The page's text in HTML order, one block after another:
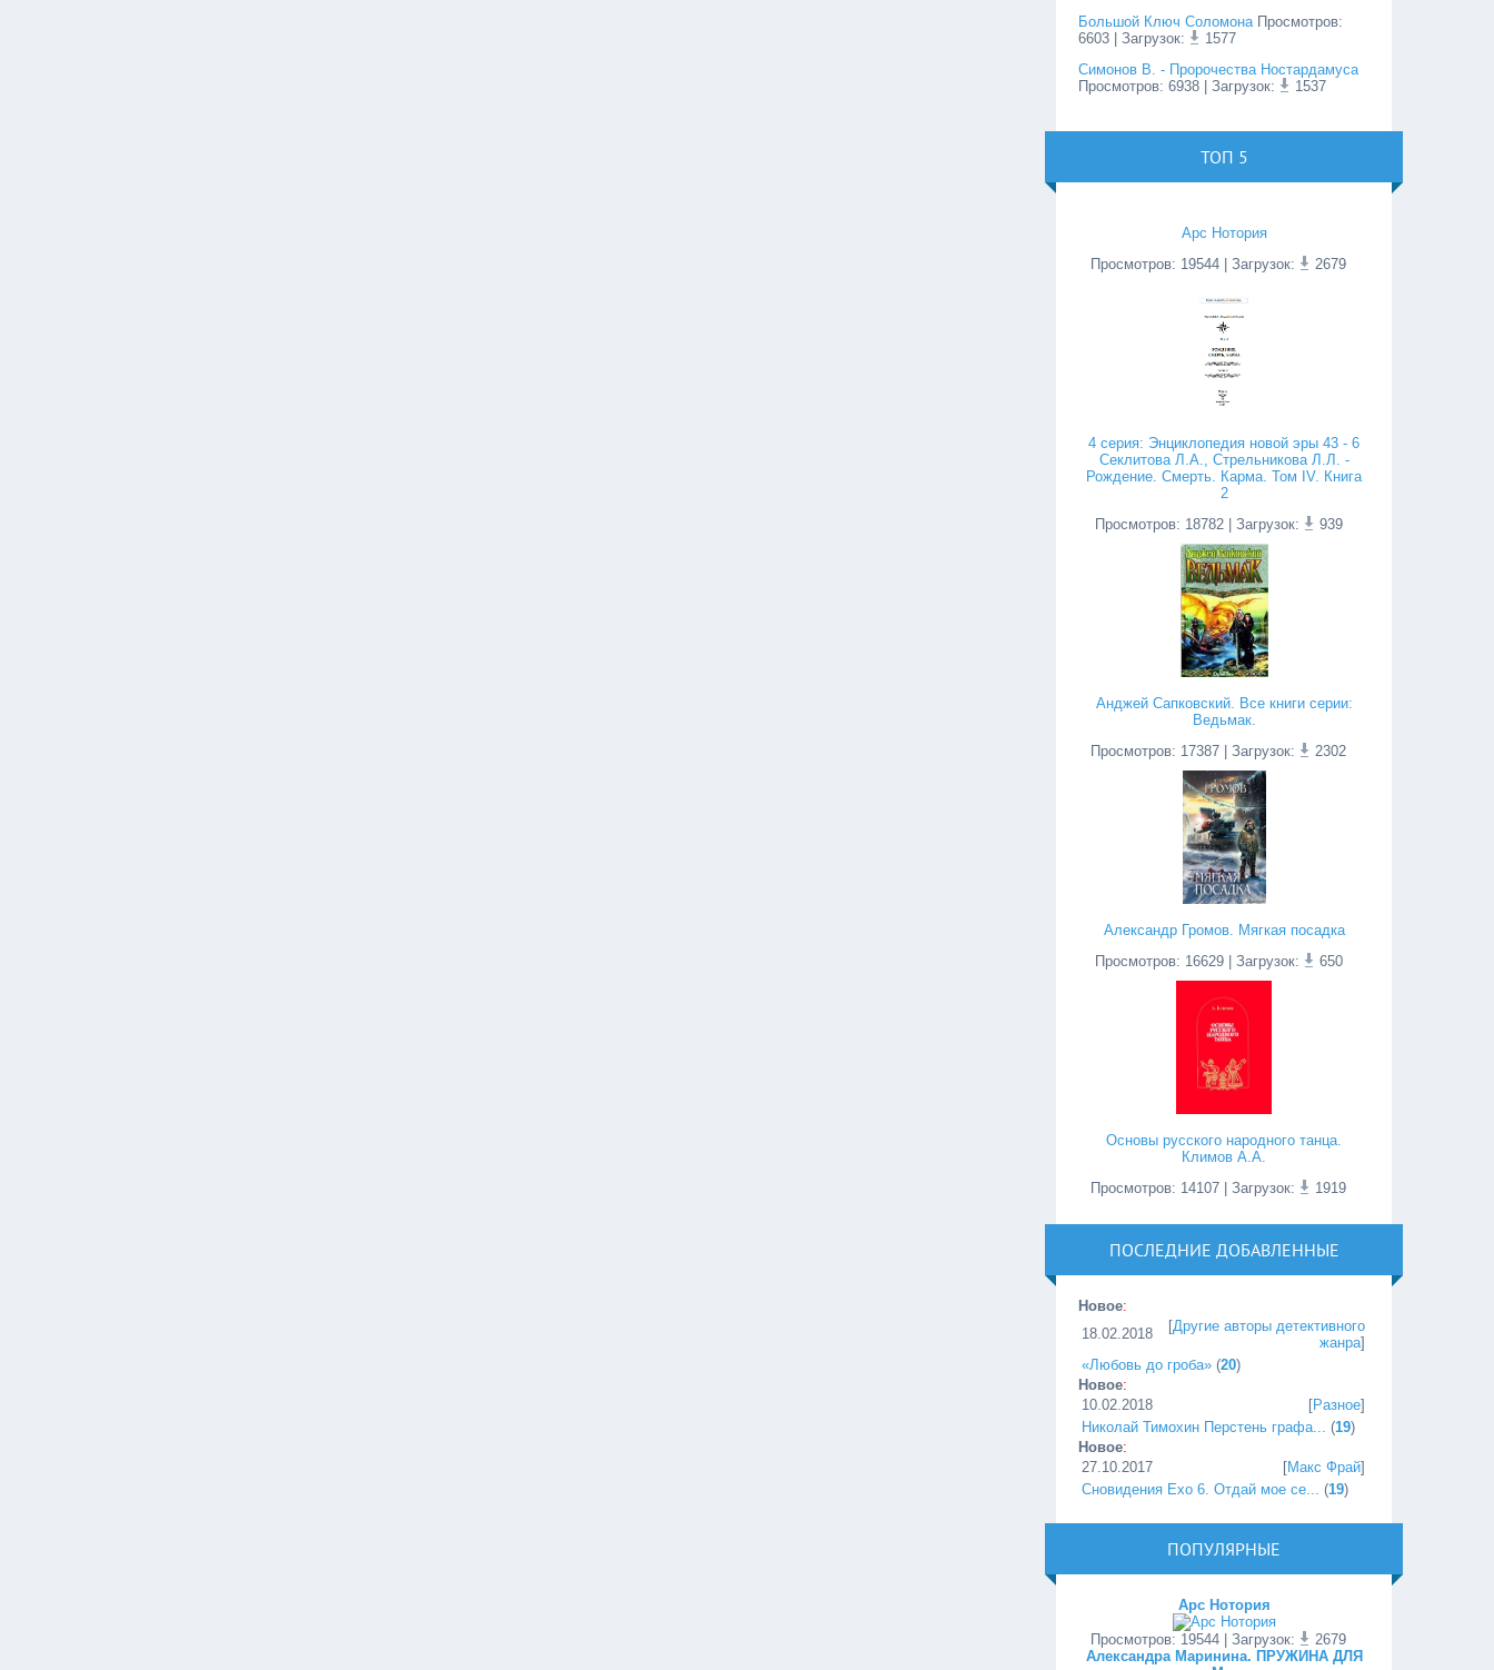
Большой Ключ Соломона Просмотров:
6603 | Загрузок:
1577
Симонов В. - Пророчества Ностардамуса
Просмотров:6938 | Загрузок: 1537
ТОП 5
Арс Нотория
Просмотров: 19544 | Загрузок: 2679
4 серия: Энциклопедия новой эры 43 - 6
Секлитова Л.А., Стрельникова Л.Л. -
Рождение. Смерть. Карма. Том IV. Книга
2
Просмотров: 18782| Загрузок: 939
Анджей Сапковский. Все книги серии:
Ведьмак.
Просмотров: 17387 | Загрузок: 2302
Александр Громов. Мягкая посадка
Просмотров: 16629| Загрузок: 650
Основы русского народного танца.
Климов А.А.
Просмотров: 14107 | Загрузок: 1919
ПОСЛЕДНИЕ ДОБАВЛЕННЫЕ
Новое:
18.02.2018
[Другие авторы детективного
жанра]
«Любовь до гроба» (20)
Новое:
10.02.2018
[Разное]
Николай Тимохин Перстень графа... (19)
Новое:
27.10.2017
[Макс Фрай]
Сновидения Ехо 6. Отдай мое се... (19)
ПОПУЛЯРНЫЕ
Арс Нотория
Просмотров: 19544 | Загрузок:
2679
Александра Маринина. ПРУЖИНА ДЛЯ